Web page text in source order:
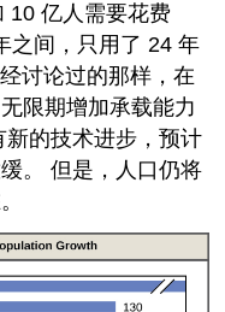
10 亿人需要花费
之间，只用了 24 年
讨论过的那样，在
限期增加承载能力
的技术进步，预计
。 但是，人口仍将